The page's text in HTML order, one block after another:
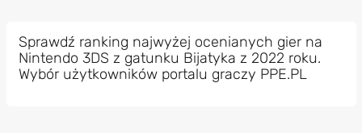
Sprawdź ranking najwyżej ocenianych gier na
Nintendo 3DS z gatunku Bijatyka z 2022 roku.
Wybór użytkowników portalu graczy PPE.PL